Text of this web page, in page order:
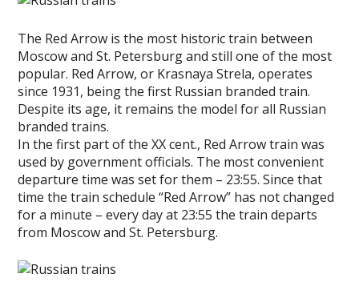
The Red Arrow is the most historic train between
Moscow and St. Petersburg and still one of the most
popular. Red Arrow, or Krasnaya Strela, operates
since 1931, being the first Russian branded train.
Despite its age, it remains the model for all Russian
branded trains.
In the first part of the XX cent., Red Arrow train was
used by government officials. The most convenient
departure time was set for them – 23:55. Since that
time the train schedule “Red Arrow” has not changed
for a minute – every day at 23:55 the train departs
from Moscow and St. Petersburg.